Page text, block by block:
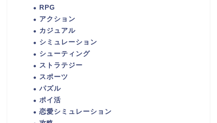
RPG
アクション
カジュアル
シミュレーション
シューティング
ストラテジー
スポーツ
パズル
ポイ活
恋愛シミュレーション